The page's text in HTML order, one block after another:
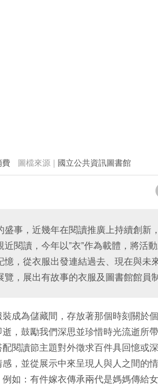
費 國立公共資訊圖書館
事，近幾年在閱讀推廣上持續創新
閱讀，今年以”衣”作為載體，將活
憶，從衣服出發連結過去、現在與未
，展出有故事的衣服及圖書館館員制
成為儲藏間，存放著那個時刻關於
，鼓勵我們深思並珍惜時光流逝所
閱讀節主題對外徵求百件具回憶或
，並從展示中來呈現人與人之間的
如：有件嫁衣傳承兩代是媽媽傳給